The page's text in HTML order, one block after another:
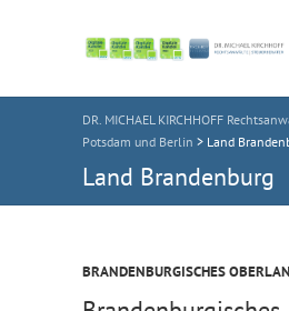
DR. MICHAEL KIRCHHOFF
Potsdam und Berlin > Land
Land Brandenburg
BRANDENBURGISCHES